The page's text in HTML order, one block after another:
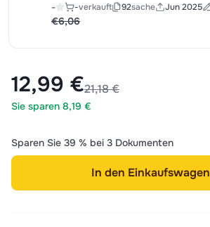
- -verkauft 92sache Jun 2025
€6,06
12,99 €21,18 €
Sie sparen 8,19 €
Sparen Sie 39 % bei 3 Dokumenten
In den Einkaufswagen